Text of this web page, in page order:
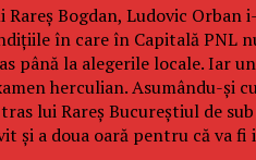
Rareș Bogdan, Ludovic
în care în Capitală PNL
la alegerile locale. Iar
herculian. Asumându-
lui Rareș Bucureștiul de
și a doua oară pentru că va